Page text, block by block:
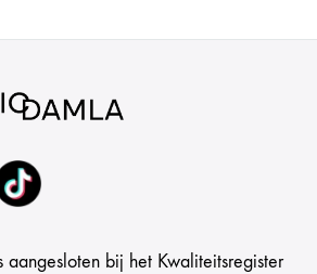
aangesloten bij het Kwaliteitsregister